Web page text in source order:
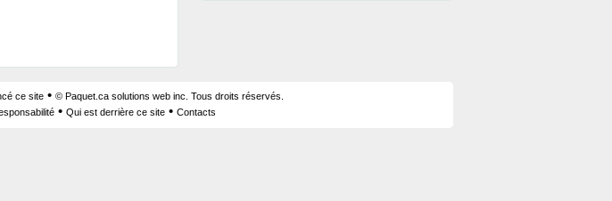
ce site • © Paquet.ca solutions web inc. Tous droits réservés.
• Qui est derrière ce site • Contacts